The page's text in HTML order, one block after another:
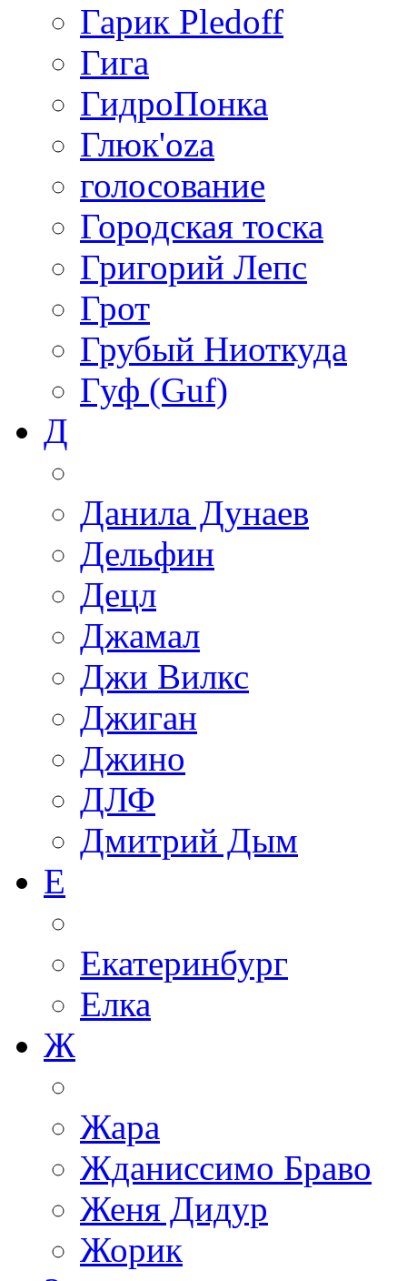
Гарик Pledoff
Гига
ГидроПонка
Глюк'oza
голосование
Городская тоска
Григорий Лепс
Грот
Грубый Ниоткуда
Гуф (Guf)
Д
Данила Дунаев
Дельфин
Децл
Джамал
Джи Вилкс
Джиган
Джино
ДЛФ
Дмитрий Дым
Е
Екатеринбург
Елка
Ж
Жара
Жданиссимо Браво
Женя Дидур
Жорик